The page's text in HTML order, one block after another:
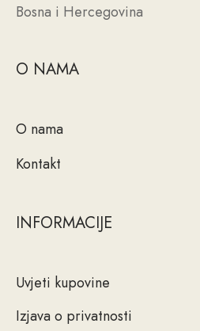
O NAMA
O nama
Kontakt
INFORMACIJE
Uvjeti kupovine
Izjava o privatnosti
Bosna i Hercegovina